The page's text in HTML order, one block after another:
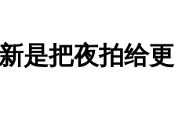
是把夜拍给更